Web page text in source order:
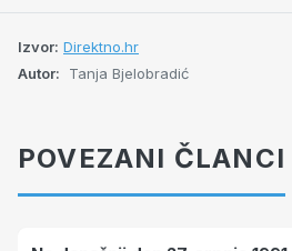
Izvor: Direktno.hr
Autor:
Tanja Bjelobradić
POVEZANI ČLANCI